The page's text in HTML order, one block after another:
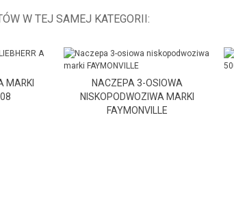
W TEJ SAMEJ KATEGORII:
MARKI
NACZEPA 3-OSIOWA
NISKOPODWOZIWA MARKI
FAYMONVILLE